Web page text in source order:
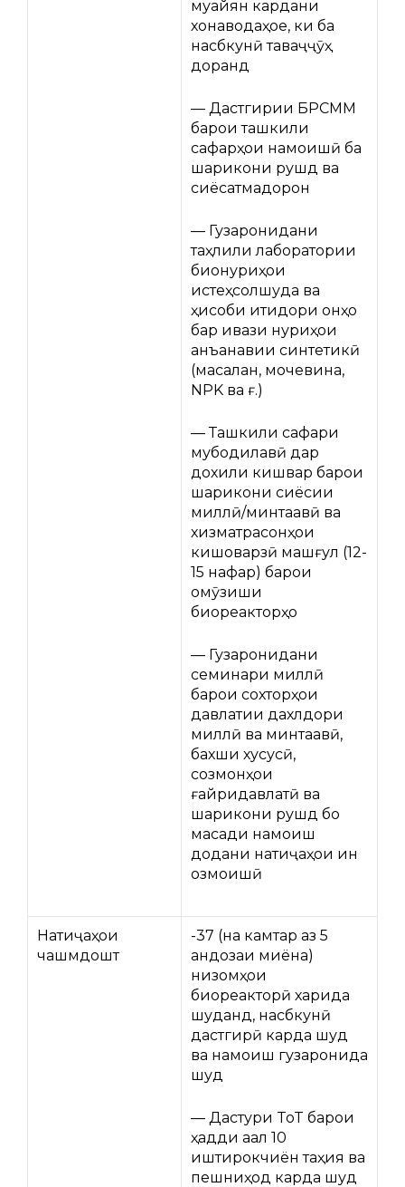
муайян кардани
хонаводаҳое, ки ба
насбкунӣ таваҷҷӯҳ
доранд
— Дастгирии БРСММ
барои ташкили
сафарҳои намоишӣ ба
шарикони рушд ва
сиёсатмадорон
— Гузаронидани
таҳлили лаборатории
бионуриҳои
истеҳсолшуда ва
ҳисоби иқтидори онҳо
бар ивази нуриҳои
анъанавии синтетикӣ
(масалан, мочевина,
NPK ва ғ.)
— Ташкили сафари
мубодилавӣ дар
дохили кишвар барои
шарикони сиёсии
миллӣ/минтақавӣ ва
хизматрасонҳои
кишоварзӣ машғул (12-
15 нафар) барои
омӯзиши
биореакторҳо
— Гузаронидани
семинари миллӣ
барои сохторҳои
давлатии дахлдори
миллӣ ва минтақавӣ,
бахши хусусӣ,
созмонҳои
ғайридавлатӣ ва
шарикони рушд бо
мақсади намоиш
додани натиҷаҳои ин
озмоишӣ
Натиҷаҳои
чашмдошт
-37 (на камтар аз 5
андозаи миёна)
низомҳои
биореакторӣ харида
шуданд, насбкунӣ
дастгирӣ карда шуд
ва намоиш гузаронида
шуд
— Дастури ToT барои
ҳадди аққал 10
иштирокчиён таҳия ва
пешниҳод карда шуд